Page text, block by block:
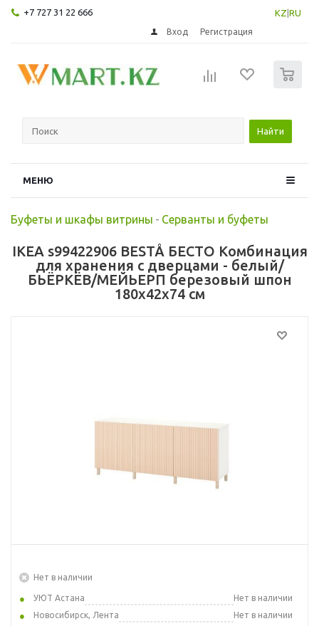
+7 727 31 22 666 KZ RU
Вход Регистрация
Найти
МЕНЮ
Буфеты и шкафы витрины - Серванты и буфеты
IKEA s99422906 BESTÅ БЕСТО Комбинация
для хранения с дверцами - белый/
БЬЁРКЁВ/МЕЙЬЕРП березовый шпон
180x42x74 см
Нет в наличии
УЮТ Астана
Нет в наличии
Новосибирск, Лента
Нет в наличии